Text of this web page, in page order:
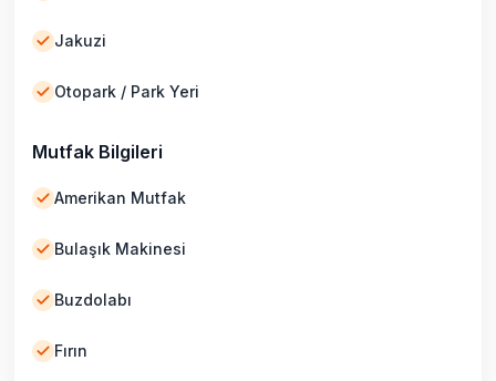
Jakuzi
Otopark / Park Yeri
Mutfak Bilgileri
Amerikan Mutfak
Bulaşık Makinesi
Buzdolabı
Fırın